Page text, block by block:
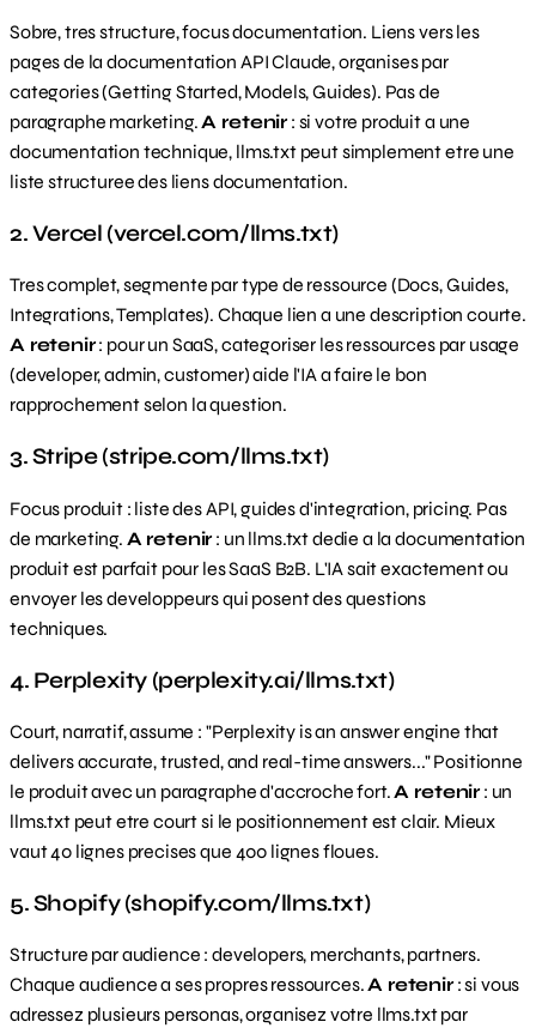
Sobre, tres structure, focus documentation. Liens vers les
pages de la documentation API Claude, organises par
categories (Getting Started, Models, Guides). Pas de
paragraphe marketing.A retenir: si votre produit a une
documentation technique, llms.txt peut simplement etre une
liste structuree des liens documentation.
2. Vercel (vercel.com/llms.txt)
Tres complet, segmente par type de ressource (Docs, Guides,
Integrations, Templates). Chaque lien a une description courte.
A retenir: pour un SaaS, categoriser les ressources par usage
(developer, admin, customer) aide l'IA a faire le bon
rapprochement selon la question.
3. Stripe (stripe.com/llms.txt)
Focus produit : liste des API, guides d'integration, pricing. Pas
de marketing. A retenir: un llms.txt dedie a la documentation
produit est parfait pour les SaaS B2B. L'IA sait exactement ou
envoyer les developpeurs qui posent des questions
techniques.
4. Perplexity (perplexity.ai/llms.txt)
Court, narratif, assume : "Perplexity is an answer engine that
delivers accurate, trusted, and real-time answers..." Positionne
le produit avec un paragraphe d'accroche fort.A retenir: un
llms.txt peut etre court si le positionnement est clair. Mieux
vaut 40 lignes precises que 400 lignes floues.
5. Shopify (shopify.com/llms.txt)
Structure par audience : developers, merchants, partners.
Chaque audience a ses propres ressources.A retenir: si vous
adressez plusieurs personas, organisez votre llms.txt par